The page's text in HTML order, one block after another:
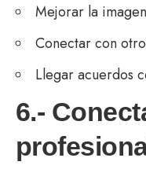
Mejorar la
Conectar con
Llegar acuerdos
6.-